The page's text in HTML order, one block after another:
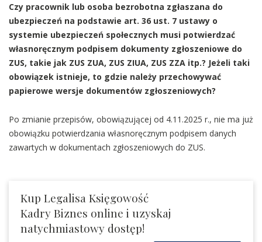
Czy pracownik lub osoba bezrobotna zgłaszana do
ubezpieczeń na podstawie art. 36 ust. 7 ustawy o
systemie ubezpieczeń społecznych musi potwierdzać
własnoręcznym podpisem dokumenty zgłoszeniowe do
ZUS, takie jak ZUS ZUA, ZUS ZIUA, ZUS ZZA itp.? Jeżeli taki
obowiązek istnieje, to gdzie należy przechowywać
papierowe wersje dokumentów zgłoszeniowych?
Po zmianie przepisów, obowiązującej od 4.11.2025 r., nie ma już
obowiązku potwierdzania własnoręcznym podpisem danych
zawartych w dokumentach zgłoszeniowych do ZUS.
Kup Legalisa Księgowość
Kadry Biznes online i uzyskaj
natychmiastowy dostęp!